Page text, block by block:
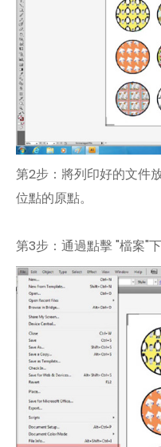
第2步：將列印好的文件
位點的原點。
第3步：通過點擊 "檔案"